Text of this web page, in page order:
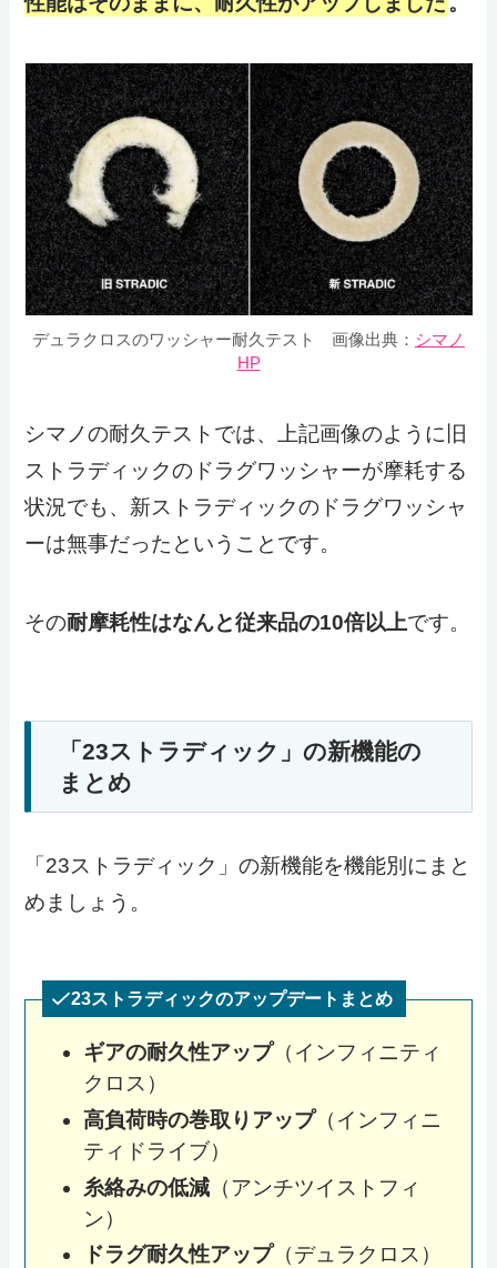
デュラクロスのワッシャー耐久テスト 画像出典： シマノ
HP
シマノの耐久テストでは、上記画像のように旧
ストラディックのドラグワッシャーが摩耗する
状況でも、新ストラディックのドラグワッシャ
ーは無事だったということです。
その耐摩耗性はなんと従来品の10倍以上です。
「23ストラディック」の新機能の
まとめ
「23ストラディック」の新機能を機能別にまと
めましょう。
23ストラディックのアップデートまとめ
ギアの耐久性アップ（インフィニティ
クロス）
高負荷時の巻取りアップ（インフィニ
ティドライブ）
糸絡みの低減 （アンチツイストフィ
ン）
ドラグ耐久性アップ（デュラクロス）